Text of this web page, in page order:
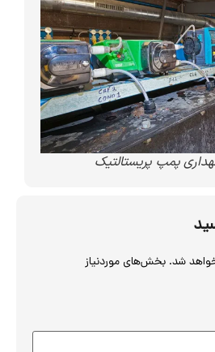
پمپ پریستالتیک
شد. بخش‌های موردنیاز